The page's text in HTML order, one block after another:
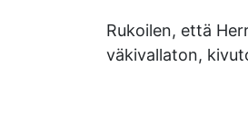
Rukoilen, että
väkivallaton,